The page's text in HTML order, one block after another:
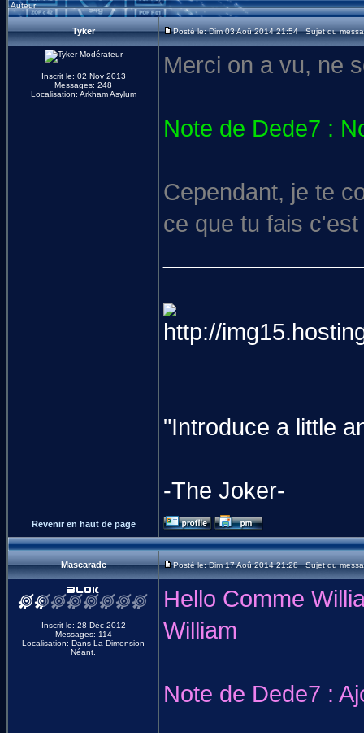
Auteur
Tyker Posté le: Dim 03 Aoû 2014 21:54 Sujet du
Inscrit le: 02 Nov 2013
Messages: 248
Localisation: Arkham Asylum
Merci on a vu, ne
Note de Dede7 :
Cependant, je te
ce que tu fais
"Introduce a little
-The Joker-
Revenir en haut de page
Mascarade Posté le: Dim 17 Aoû 2014 21:28 Sujet du
Inscrit le: 28 Déc 2012
Messages: 114
Localisation: Dans La Dimension
Néant.
Hello Comme
William
Note de Dede7 :